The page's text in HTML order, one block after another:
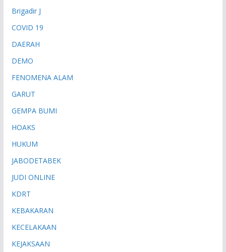
Brigadir J
COVID 19
DAERAH
DEMO
FENOMENA ALAM
GARUT
GEMPA BUMI
HOAKS
HUKUM
JABODETABEK
JUDI ONLINE
KDRT
KEBAKARAN
KECELAKAAN
KEJAKSAAN